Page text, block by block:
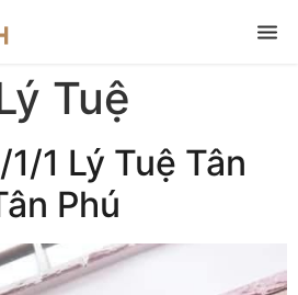
Tuệ
1 Lý Tuệ Tân
Phú